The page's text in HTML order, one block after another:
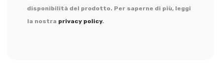
disponibilità del prodotto. Per saperne di più, leggi
la nostra privacy policy.